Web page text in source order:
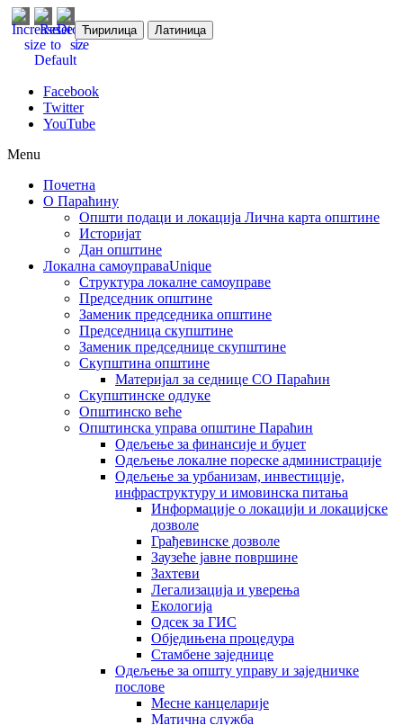
Ћирилица Латиница
Facebook
Twitter
YouTube
Menu
Почетна
О Параћину
Општи подаци и локација Лична карта општине
Историјат
Дан општине
Локална самоуправаUnique
Структура локалне самоуправе
Председник општине
Заменик председника општине
Председница скупштине
Заменик председнице скупштине
Скупштина општине
Материјал за седнице СО Параћин
Скупштинске одлуке
Општинско веће
Општинска управа општине Параћин
Одељење за финансије и буџет
Одељење локалне пореске администрације
Одељење за урбанизам, инвестиције,
инфраструктуру и имовинска питања
Информације о локацији и локацијске
дозволе
Грађевинске дозволе
Заузеће јавне површине
Захтеви
Легализација и уверења
Екологија
Одсек за ГИС
Обједињена процедура
Стамбене заједнице
Oдељење за општу управу и заједничке
послове
Месне канцеларије
Матична служба